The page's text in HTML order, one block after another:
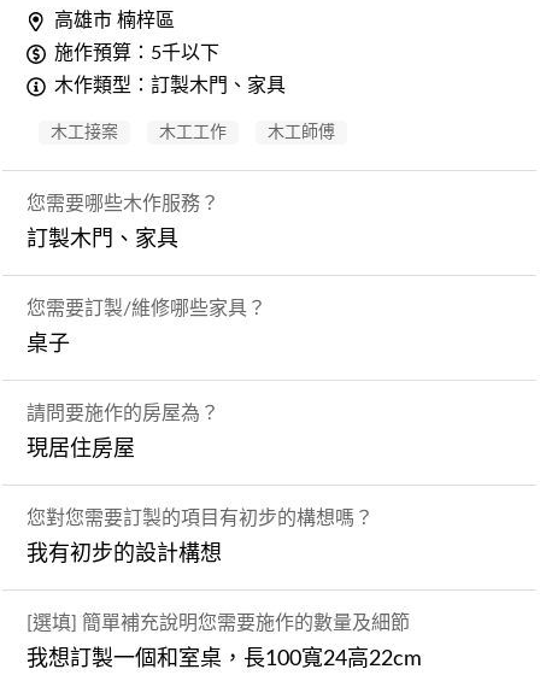
高雄市 楠梓區
施作預算：5千以下
木作類型：訂製木門、家具
木工接案 木工工作 木工師傅
您需要哪些木作服務？
訂製木門、家具
您需要訂製/維修哪些家具？
桌子
請問要施作的房屋為？
現居住房屋
您對您需要訂製的項目有初步的構想嗎？
我有初步的設計構想
[選填] 簡單補充說明您需要施作的數量及細節
我想訂製一個和室桌，長100寬24高22cm